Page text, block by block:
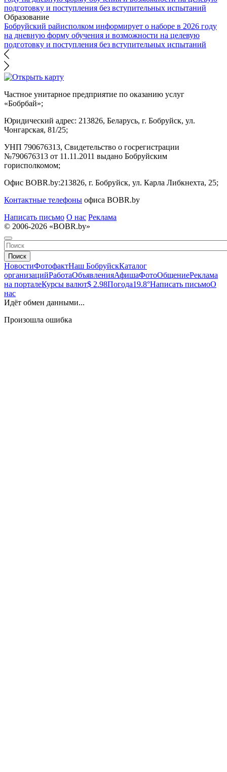
Образование
Бобруйский райисполком информирует о наборе в 2026 году
на дневную форму обучения и возможности на целевую
подготовку и поступления без вступительных испытаний
Частное унитарное предприятие по оказанию услуг
«Бобрбай»;
Юридический адрес: 213826, Беларусь, г. Бобруйск, ул.
Чонгарская, 81/25;
УНП 790676313, Свидетельство о госрегистрации
№790676313 от 11.11.2011 выдано Бобруйским
горисполкомом;
Офис BOBR.by:213826, г. Бобруйск, ул. Карла Либкнехта, 25;
Контактные телефоны офиса BOBR.by
Написать письмо О нас Реклама
© 2006-2026 «BOBR.by»
Поиск
НовостиФотофактНаш БобруйскКаталог
организацийРаботаОбъявленияАфишаФотоОбщениеРеклама
на порталеКурсы валют$ 2.98Погода19.8°Написать письмоО
нас
Идёт обмен данными...
Произошла ошибка